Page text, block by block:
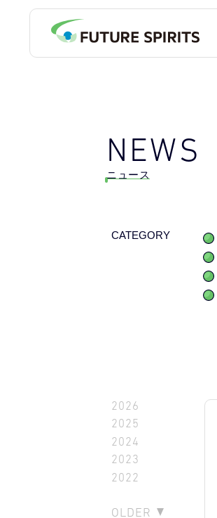
NEWS
ニュース
CATEGORY
2026
2025
2024
2023
2022
OLDER